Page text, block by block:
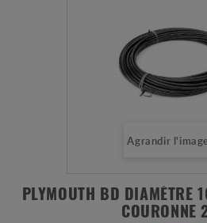
Agrandir
PLYMOUTH BD DIAMÈTRE
COURONNE